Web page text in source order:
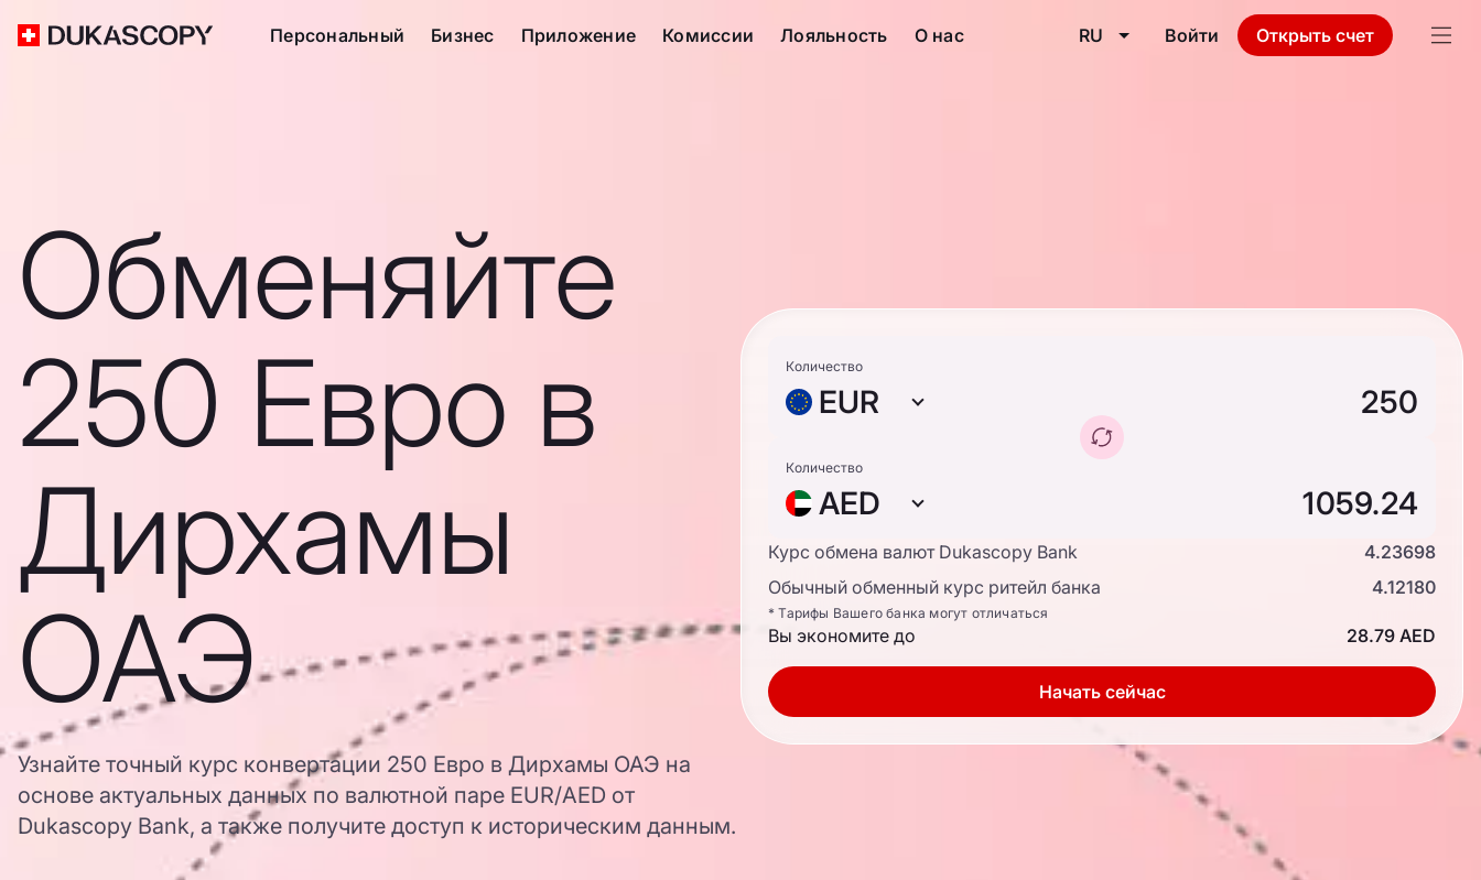
Персональный Бизнес Приложение Комиссии Лояльность О нас RU Войти Открыть счет
Обменяйте
250 Евро в
Дирхамы
ОАЭ
Узнайте точный курс конвертации 250 Евро в Дирхамы ОАЭ на
основе актуальных данных по валютной паре EUR/AED от
Dukascopy Bank, а также получите доступ к историческим данным.
Количество
EUR
Количество
AED
Курс обмена валют Dukascopy Bank
4.23698
Обычный обменный курс ритейл банка
4.12180
* Тарифы Вашего банка могут отличаться
Вы экономите до 28.79 AED
Начать сейчас